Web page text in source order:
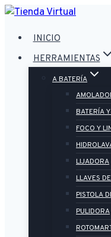
Saltar
contenido
INICIO
HERRAMIENTAS
A BATERÍA
BATERÍA
FOCO Y
LIJADORA
LLAVES
PISTOLA
PULIDORA